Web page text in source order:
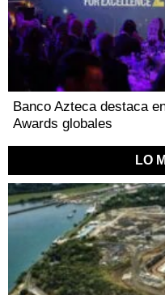
Banco Azteca destaca
Awards globales
LO